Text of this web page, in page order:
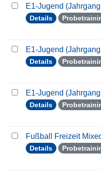
E1-Jugend
Details
E1-Jugend
Details
E1-Jugend
Details
Fußball Freizeit
Details